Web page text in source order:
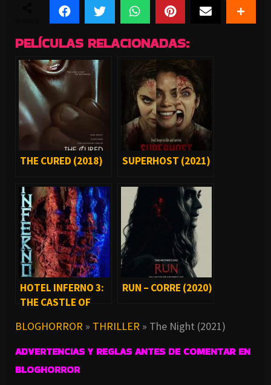
PELÍCULAS RELACIONADAS:
THE CURED (2018) SUPERHOST (2021)
HOTEL INFERNO 3:
THE CASTLE OF
RUN – CORRE (2020)
BLOGHORROR » THRILLER » The Night (2021)
ADVERTENCIAS Y REGLAS ANTES DE COMENTAR EN
BLOGHORROR